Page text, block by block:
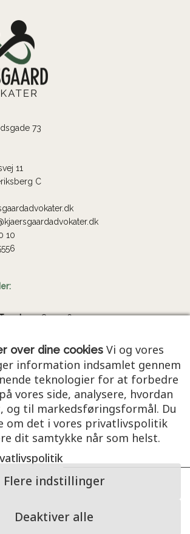
73
11
C
10
08.00-16.00
Lukket
- Konto nr. 9210172308
privatlivspolitik
over dine cookies Vi og vores
information indsamlet gennem
teknologier for at forbedre
vores side, analysere, hvordan
og til markedsføringsformål. Du
om det i vores privatlivspolitik
dit samtykke når som helst.
Flere indstillinger
Deaktiver alle